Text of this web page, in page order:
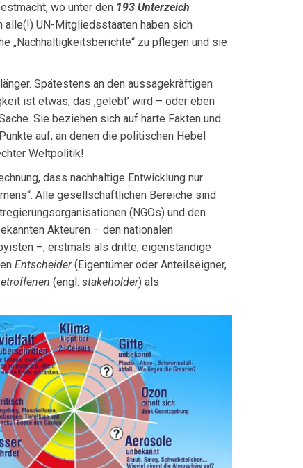
wo unter den 193 Unterzeich
alle(!) UN-Mitgliedsstaaten haben sich
„Nachhal­tigkeitsberichte“ zu pflegen und sie
Spätestens an den aussagekräftigen
ist etwas, das ‚gelebt’ wird – oder eben
Sie beziehen sich auf harte Fakten und
auf, an denen die politischen Hebel
Weltpolitik!
dass nachhaltige Entwick­lung nur
Alle gesell­schaftlichen Bereiche sind
(NGOs) und den
Akteuren – den nationa­len
–, erstmals als dritte, eigen­ständige
Entscheider(Eigentü­mer oder Anteilseigner,
(engl. stakeholder) als